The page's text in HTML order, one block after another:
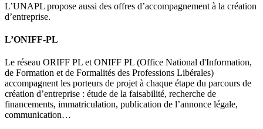
L’UNAPL propose aussi des offres d’accompagnement à la création
d’entreprise.
L’ONIFF-PL
Le réseau ORIFF PL et ONIFF PL (Office National d'Information,
de Formation et de Formalités des Professions Libérales)
accompagnent les porteurs de projet à chaque étape du parcours de
création d’entreprise : étude de la faisabilité, recherche de
financements, immatriculation, publication de l’annonce légale,
communication…